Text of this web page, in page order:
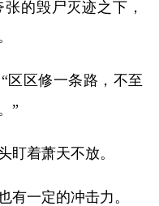
的毁尸灭迹之下，
区区修一条路，不至
”
盯着萧天不放。
有一定的冲击力。